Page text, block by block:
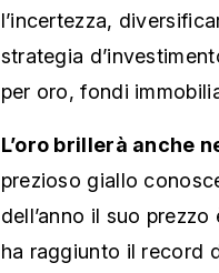
l’incertezza,
strategia
per oro, fondi
L’oro brillerà anche
prezioso giallo
dell’anno il suo
ha raggiunto il record